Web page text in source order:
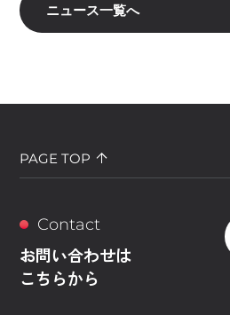
ニュース一覧へ
PAGE TOP
Contact
お問い合わせは
こちらから